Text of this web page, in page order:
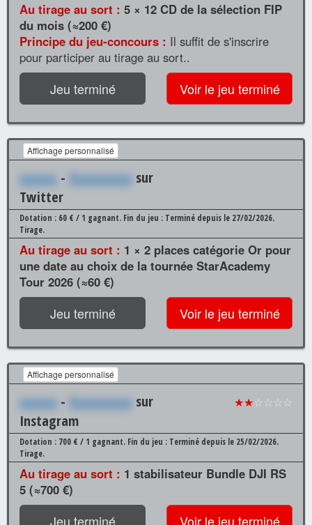
Au tirage au sort : 5 × 12 CD de la sélection FIP
du mois (≈200 €)
Principe du jeu-concours : Il suffit de s'inscrire
pour participer au tirage au sort..
Jeu terminé Voir le jeu terminé
Affichage personnalisé
xxxxxx - Xxxxxxxxxx sur
Twitter
Dotation : 60 € / 1 gagnant. Fin du jeu : Terminé depuis le 27/02/2026.
Tirage.
Au tirage au sort : 1 × 2 places catégorie Or pour
une date au choix de la tournée StarAcademy
Tour 2026 (≈60 €)
Jeu terminé Voir le jeu terminé
Affichage personnalisé
xxxxxx - Xxxxxxxxxx sur
Instagram
★★☆☆☆☆
Dotation : 700 € / 1 gagnant. Fin du jeu : Terminé depuis le 25/02/2026.
Tirage.
Au tirage au sort : 1 stabilisateur Bundle DJI RS
5 (≈700 €)
Jeu terminé Voir le jeu terminé